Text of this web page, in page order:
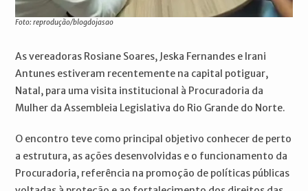
Foto: reprodução/blogdojasao
As vereadoras Rosiane Soares, Jeska Fernandes e Irani
Antunes estiveram recentemente na capital potiguar,
Natal, para uma visita institucional à Procuradoria da
Mulher da Assembleia Legislativa do Rio Grande do Norte.
O encontro teve como principal objetivo conhecer de perto
a estrutura, as ações desenvolvidas e o funcionamento da
Procuradoria, referência na promoção de políticas públicas